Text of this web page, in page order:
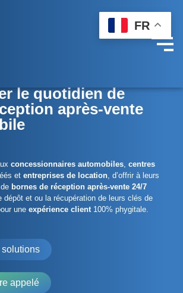
le quotidien de
après-vente
concessionnaires automobiles, centres
et entreprises de location, d’offrir à leurs
bornes de réception après-vente 24/7
dépôt et ou la récupération de leurs clés de
une expérience client100% phygitale.
solutions
appelé
FR